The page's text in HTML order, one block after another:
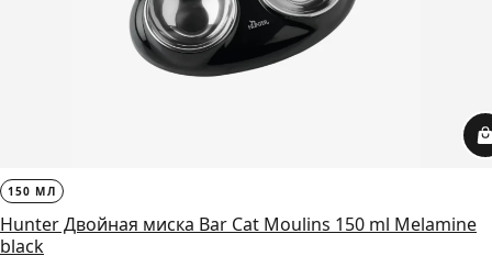
150 МЛ
Hunter Двойная миска Bar Cat Moulins 150 ml Melamine
black